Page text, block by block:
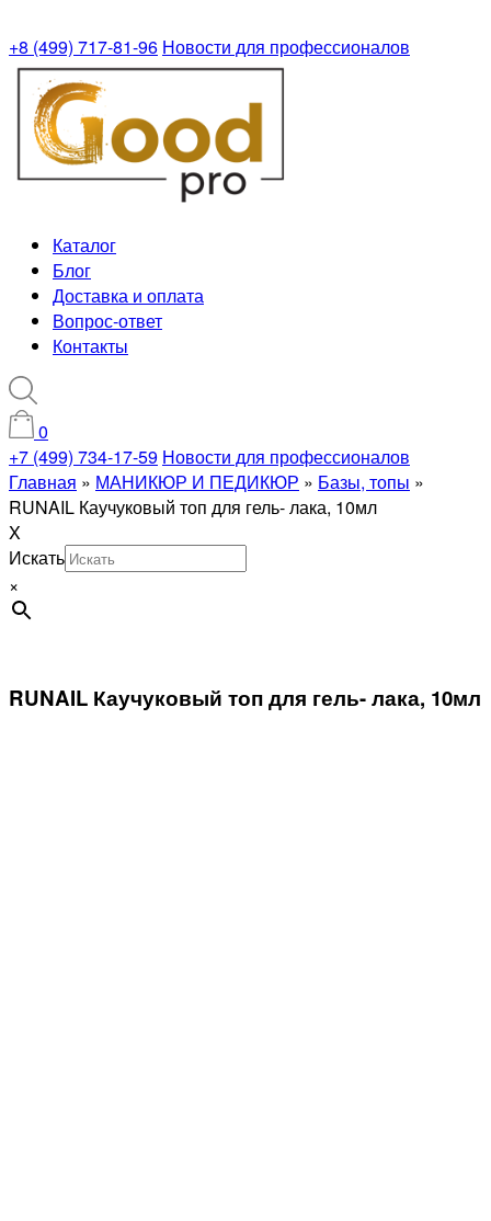
+8 (499) 717-81-96 Новости для профессионалов
Каталог
Блог
Доставка и оплата
Вопрос-ответ
Контакты
0
+7 (499) 734-17-59 Новости для профессионалов
Главная » МАНИКЮР И ПЕДИКЮР » Базы, топы »
RUNAIL Каучуковый топ для гель- лака, 10мл
X
Искать
×
RUNAIL Каучуковый топ для гель- лака, 10мл